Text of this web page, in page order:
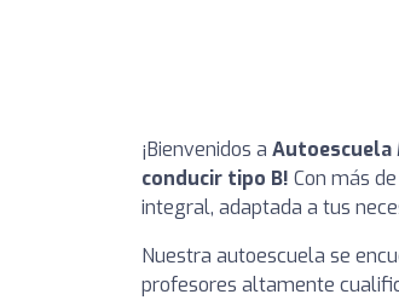
¡Bienvenidos a Autoescuela
conducir tipo B! Con más
integral, adaptada a tus
Nuestra autoescuela se
profesores altamente